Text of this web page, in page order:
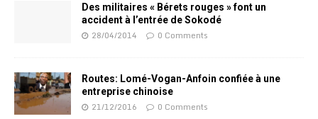
Des militaires « Bérets rouges » font un
accident à l’entrée de Sokodé
28/04/2014 0 Comments
Routes: Lomé-Vogan-Anfoin confiée à une
entreprise chinoise
21/12/2016 0 Comments